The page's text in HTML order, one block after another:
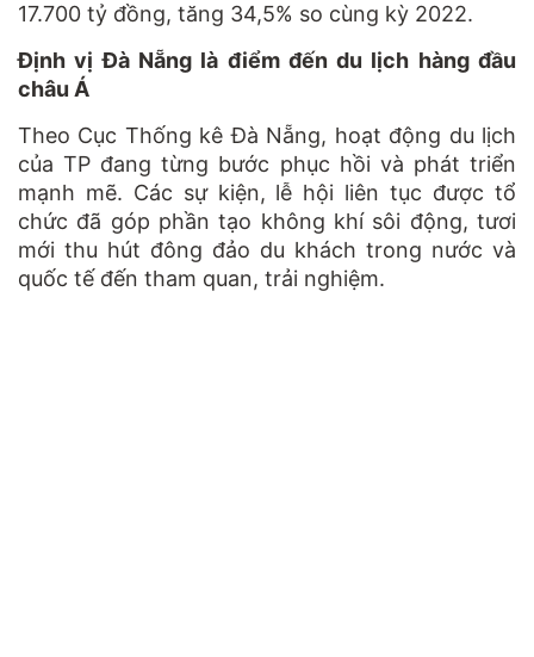
17.700 tỷ đồng, tăng 34,5% so cùng kỳ 2022.
Định vị Đà Nẵng là điểm đến du lịch hàng đầu
châu Á
Theo Cục Thống kê Đà Nẵng, hoạt động du lịch
của TP đang từng bước phục hồi và phát triển
mạnh mẽ. Các sự kiện, lễ hội liên tục được tổ
chức đã góp phần tạo không khí sôi động, tươi
mới thu hút đông đảo du khách trong nước và
quốc tế đến tham quan, trải nghiệm.